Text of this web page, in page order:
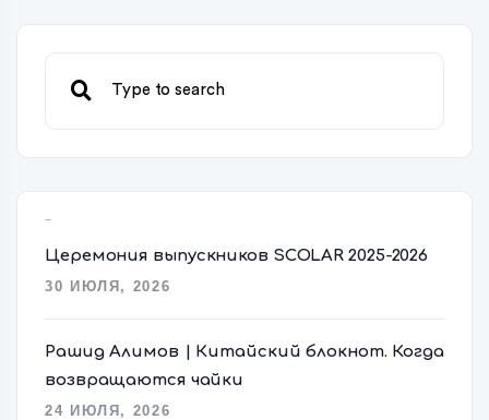
Церемония выпускников SCOLAR 2025-2026
30 ИЮЛЯ, 2026
Рашид Алимов | Китайский блокнот. Когда
возвращаются чайки
24 ИЮЛЯ, 2026